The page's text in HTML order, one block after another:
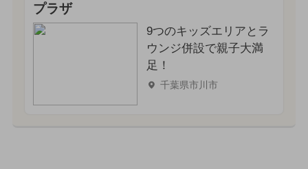
プラザ
9つのキッズエリアとラ
ウンジ併設で親子大満
足！
千葉県市川市